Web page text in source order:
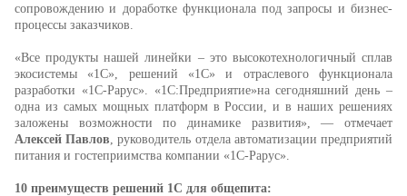
сопровождению и доработке функционала под запросы и бизнес-
процессы заказчиков.
«Все продукты нашей линейки – это высокотехнологичный сплав
экосистемы «1С»,
решений «1С» и отраслевого функционала
разработки «1С-Рарус». «1С:Предприятие»на сегодняшний день –
одна из самых мощных платформ в России, и в наших решениях
заложены возможности по динамике развития», — отмечает
Алексей Павлов , руководитель отдела автоматизации предприятий
питания и гостеприимства компании «1С-Рарус».
10 преимуществ решений 1С для общепита: